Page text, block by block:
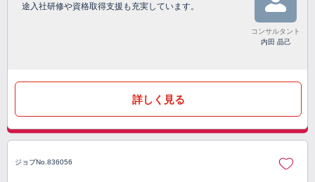
途入社研修や資格取得支援も充実しています。
コンサルタント
内田 晶己
詳しく見る
ジョブNo.836056